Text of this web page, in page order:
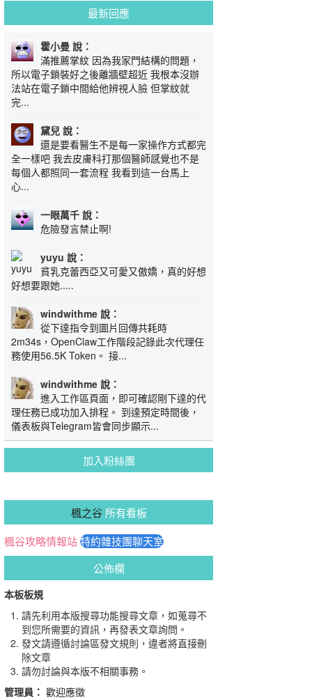
最新回應
霍小曼 說：
滿推薦掌紋 因為我家門結構的問題，
所以電子鎖裝好之後離牆壁超近 我根本沒辦
法站在電子鎖中間給他辨視人臉 但掌紋就
完...
黛兒 說：
還是要看醫生不是每一家操作方式都完
全一樣吧 我去皮膚科打那個醫師感覺也不是
每個人都照同一套流程 我看到這一台馬上
心...
一眼萬千 說：
危險發言禁止啊!
yuyu 說：
貧乳克蕾西亞又可愛又傲嬌，真的好想
好想要跟她.....
windwithme 說：
從下達指令到圖片回傳共耗時
2m34s，OpenClaw工作階段記錄此次代理任
務使用56.5K Token。 接...
windwithme 說：
進入工作區頁面，即可確認剛下達的代
理任務已成功加入排程。 到達預定時間後，
儀表板與Telegram皆會同步顯示...
加入粉絲團
楓之谷 所有看板
楓谷攻略情報站特約雜技團聊天室
公佈欄
本板板規
請先利用本版搜尋功能搜尋文章，如蒐尋不
到您所需要的資訊，再發表文章詢問。
發文請遵循討論區發文規則，違者將直接刪
除文章
請勿討論與本版不相關事務。
管理員： 歡迎應徵